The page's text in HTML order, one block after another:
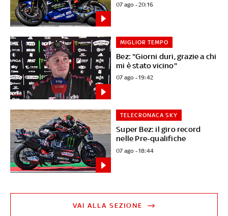
07 ago - 20:16
Bez: "Giorni duri, grazie a chi
mi è stato vicino"
MIGLIOR TEMPO
07 ago - 19:42
Super Bez: il giro record
nelle Pre-qualifiche
TELECRONACA SKY
07 ago - 18:44
VAI ALLA SEZIONE